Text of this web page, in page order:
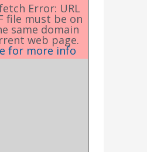
Error: URL
file must be on
same domain
web page.
for more info